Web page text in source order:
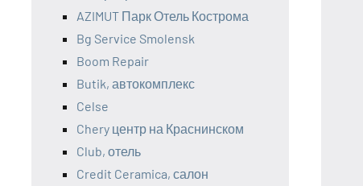
AZIMUT Парк Отель Кострома
Bg Service Smolensk
Boom Repair
Butik, автокомплекс
Celse
Chery центр на Краснинском
Club, отель
Credit Ceramica, салон